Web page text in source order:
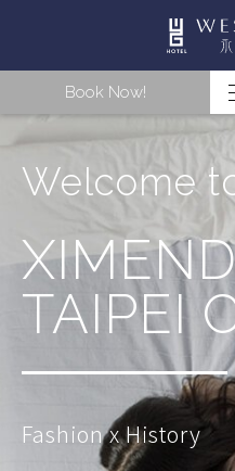
Welcome
TAIPEI
Fashion x History
Book Now!